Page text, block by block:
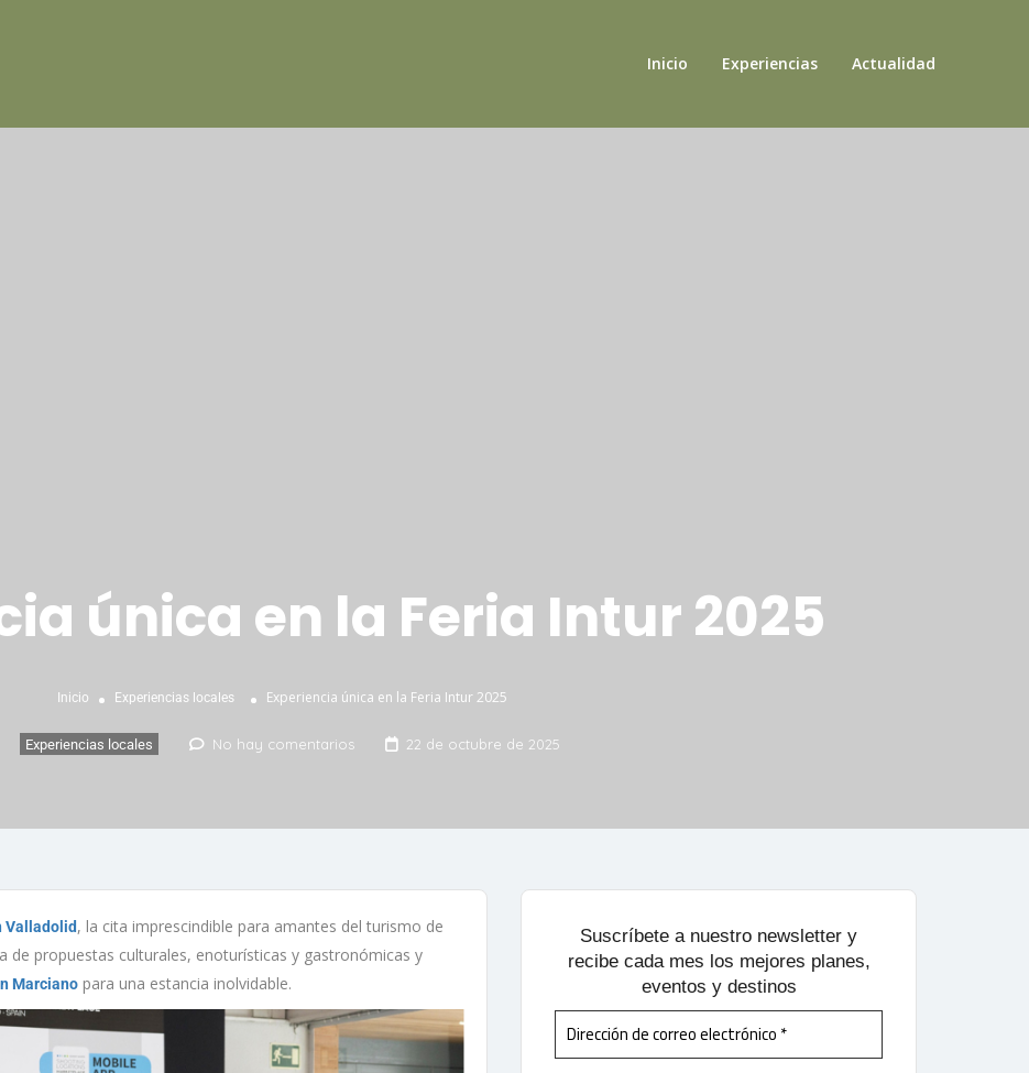
Inicio Experiencias Actualidad
única en la Feria Intur 2025
Inicio Experiencias locales Experiencia única en la Feria Intur 2025
Experiencias locales No hay comentarios 22 de octubre de 2025
Valladolid, la cita imprescindible para amantes del turismo de
de propuestas culturales, enoturísticas y gastronómicas y
Marciano para una estancia inolvidable.
Suscríbete a nuestro newsletter y
recibe cada mes los mejores planes,
eventos y destinos